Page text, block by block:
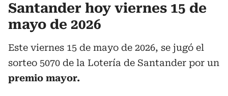
Santander hoy viernes 15 de
mayo de 2026
Este viernes 15 de mayo de 2026, se jugó el
sorteo 5070 de la Lotería de Santander por un
premio mayor.